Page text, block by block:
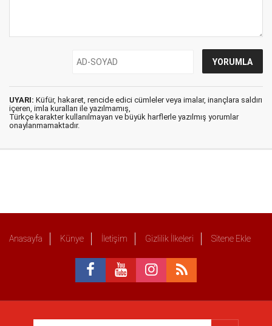
UYARI: Küfür, hakaret, rencide edici cümleler veya imalar, inançlara saldırı
içeren, imla kuralları ile yazılmamış,
Türkçe karakter kullanılmayan ve büyük harflerle yazılmış yorumlar
onaylanmamaktadır.
Anasayfa Künye İletişim Gizlilik İlkeleri Sitene Ekle